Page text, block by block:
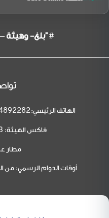
# "بلغ- وهيئة
الهاتف الرئيسي:
فاكس الهيئة:
مطار
أوقات الدوام الرسمي: من الساعة 8:30